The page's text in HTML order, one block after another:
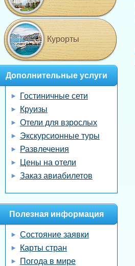
Курорты
Дополнительные услуги
Гостиничные сети
Круизы
Отели для взрослых
Экскурсионные туры
Развлечения
Цены на отели
Заказ авиабилетов
Полезная информация
Состояние заявки
Карты стран
Погода в мире